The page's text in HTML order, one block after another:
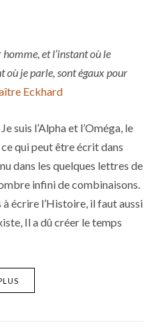
et l’instant où le
où je parle, sont égaux pour
Eckhard
suis l’Alpha et l’Oméga, le
qui peut être écrit dans
dans les quelques lettres de
infini de combinaisons.
écrire l’Histoire, il faut aussi
Il a dû créer le temps